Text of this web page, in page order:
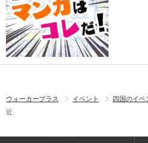
ウォーカープラス イベント 四国のイベ
近